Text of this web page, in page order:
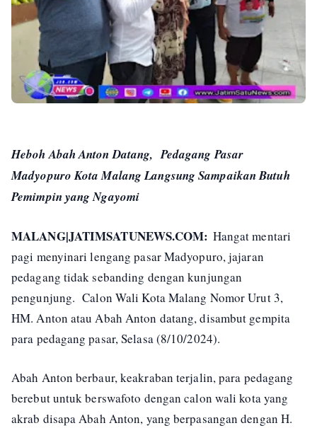
Heboh Abah Anton Datang, Pedagang Pasar
Madyopuro Kota Malang Langsung Sampaikan Butuh
Pemimpin yang Ngayomi
MALANG|JATIMSATUNEWS.COM: Hangat mentari
pagi menyinari lengang pasar Madyopuro, jajaran
pedagang tidak sebanding dengan kunjungan
pengunjung. Calon Wali Kota Malang Nomor Urut 3,
HM. Anton atau Abah Anton datang, disambut gempita
para pedagang pasar, Selasa (8/10/2024).
Abah Anton berbaur, keakraban terjalin, para pedagang
berebut untuk berswafoto dengan calon wali kota yang
akrab disapa Abah Anton, yang berpasangan dengan H.